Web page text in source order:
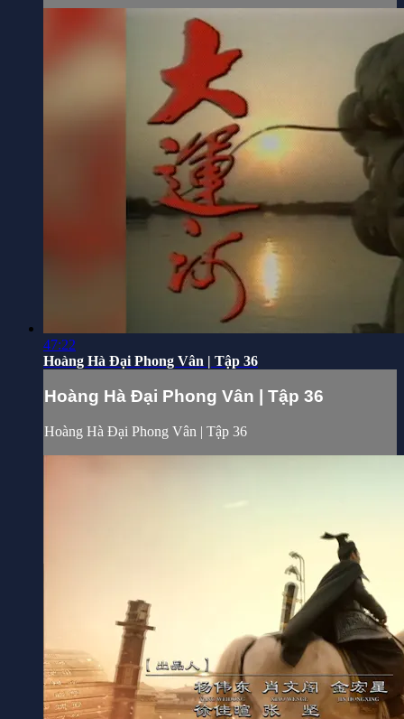
47:22
Hoàng Hà Đại Phong Vân | Tập 36
Hoàng Hà Đại Phong Vân | Tập 36
Hoàng Hà Đại Phong Vân | Tập 36